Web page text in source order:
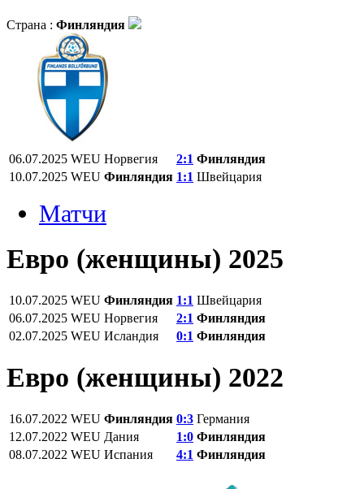
Страна : Финляндия
06.07.2025 WEU Норвегия 2:1 Финляндия
10.07.2025 WEU Финляндия 1:1 Швейцария
Матчи
Евро (женщины) 2025
10.07.2025 WEU Финляндия 1:1 Швейцария
06.07.2025 WEU Норвегия 2:1 Финляндия
02.07.2025 WEU Исландия 0:1 Финляндия
Евро (женщины) 2022
16.07.2022 WEU Финляндия 0:3 Германия
12.07.2022 WEU Дания 1:0 Финляндия
08.07.2022 WEU Испания 4:1 Финляндия